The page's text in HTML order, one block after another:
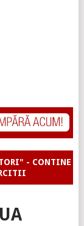
- CONTINE